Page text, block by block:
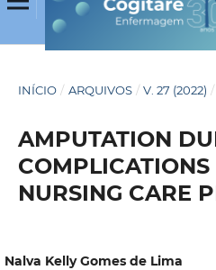
INÍCIO / ARQUIVOS / V. 27 (2022) /
AMPUTATION
NURSING CARE
Nalva Kelly Gomes de Lima